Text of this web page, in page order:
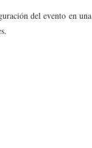
del evento en una